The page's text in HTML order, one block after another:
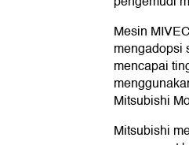
Mesin
mengadopsi
mencapai
Mitsubishi
Mitsubishi